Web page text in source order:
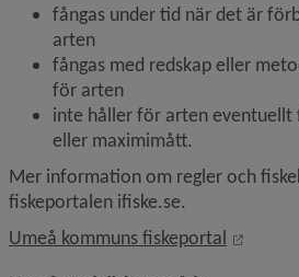
fångas under tid när det är
arten
fångas med redskap eller
för arten
inte håller för arten
eller maximimått.
Mer information om regler och
fiskeportalen ifiske.se.
Umeå kommuns fiskeportal
Länk